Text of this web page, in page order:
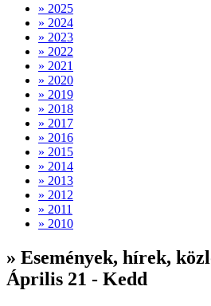
» 2025
» 2024
» 2023
» 2022
» 2021
» 2020
» 2019
» 2018
» 2017
» 2016
» 2015
» 2014
» 2013
» 2012
» 2011
» 2010
» Események, hírek,
Április 21 - Kedd